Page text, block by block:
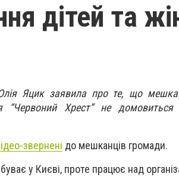
дітей та
Яцик заявила про те, що
“Червоний Хрест” не домовиться
звернені до мешканців громади.
у Києві, проте працює над